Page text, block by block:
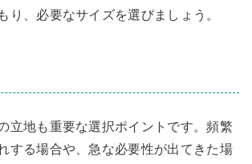
り、必要なサイズを選びましょう。
立地も重要な選択ポイントです。頻繁
する場合や、急な必要性が出てきた場